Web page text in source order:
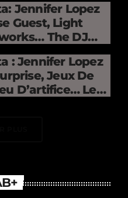
Jennifer Lopez
Guest, Light
The DJ
Stade De
: Jennifer Lopez
Jeux De
D’artifice… Le